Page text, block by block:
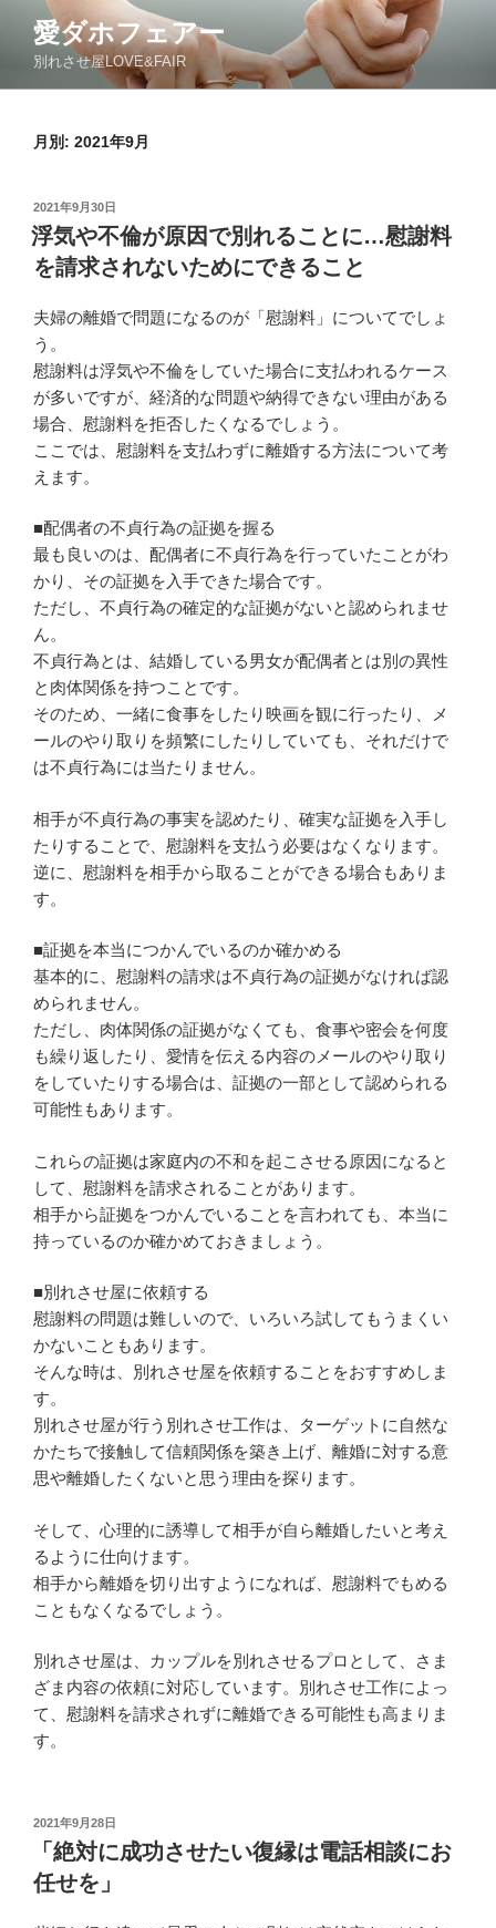
ン
愛ダホフェアー
別れさせ屋LOVE&FAIR
月別: 2021年9月
投
稿
日:
2021年9月30日
浮気や不倫が原因で別れることに…慰謝料
を請求されないためにできること
夫婦の離婚で問題になるのが「慰謝料」についてでしょ
う。
慰謝料は浮気や不倫をしていた場合に支払われるケース
が多いですが、経済的な問題や納得できない理由がある
場合、慰謝料を拒否したくなるでしょう。
ここでは、慰謝料を支払わずに離婚する方法について考
えます。
■配偶者の不貞行為の証拠を握る
最も良いのは、配偶者に不貞行為を行っていたことがわ
かり、その証拠を入手できた場合です。
ただし、不貞行為の確定的な証拠がないと認められませ
ん。
不貞行為とは、結婚している男女が配偶者とは別の異性
と肉体関係を持つことです。
そのため、一緒に食事をしたり映画を観に行ったり、メ
ールのやり取りを頻繁にしたりしていても、それだけで
は不貞行為には当たりません。
相手が不貞行為の事実を認めたり、確実な証拠を入手し
たりすることで、慰謝料を支払う必要はなくなります。
逆に、慰謝料を相手から取ることができる場合もありま
す。
■証拠を本当につかんでいるのか確かめる
基本的に、慰謝料の請求は不貞行為の証拠がなければ認
められません。
ただし、肉体関係の証拠がなくても、食事や密会を何度
も繰り返したり、愛情を伝える内容のメールのやり取り
をしていたりする場合は、証拠の一部として認められる
可能性もあります。
これらの証拠は家庭内の不和を起こさせる原因になると
して、慰謝料を請求されることがあります。
相手から証拠をつかんでいることを言われても、本当に
持っているのか確かめておきましょう。
■別れさせ屋に依頼する
慰謝料の問題は難しいので、いろいろ試してもうまくい
かないこともあります。
そんな時は、別れさせ屋を依頼することをおすすめしま
す。
別れさせ屋が行う別れさせ工作は、ターゲットに自然な
かたちで接触して信頼関係を築き上げ、離婚に対する意
思や離婚したくないと思う理由を探ります。
そして、心理的に誘導して相手が自ら離婚したいと考え
るように仕向けます。
相手から離婚を切り出すようになれば、慰謝料でもめる
こともなくなるでしょう。
別れさせ屋は、カップルを別れさせるプロとして、さま
ざま内容の依頼に対応しています。別れさせ工作によっ
て、慰謝料を請求されずに離婚できる可能性も高まりま
す。
投
稿
2021年9月28日
「絶対に成功させたい復縁は電話相談にお
任せを」